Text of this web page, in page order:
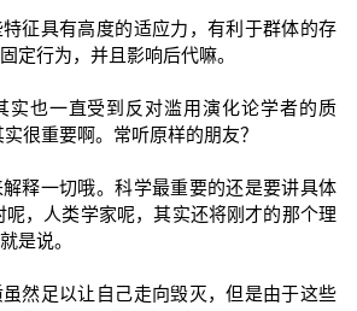
征具有高度的适应力，有利于群体的存
定行为，并且影响后代嘛。
实也一直受到反对滥用演化论学者的质
很重要啊。常听原样的朋友？
释一切哦。科学最重要的还是要讲具体
呢，人类学家呢，其实还将刚才的那个理
是说。
然足以让自己走向毁灭，但是由于这些